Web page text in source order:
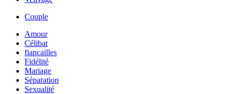
Couple
Amour
Célibat
fiancailles
Fidélité
Mariage
Séparation
Sexualité